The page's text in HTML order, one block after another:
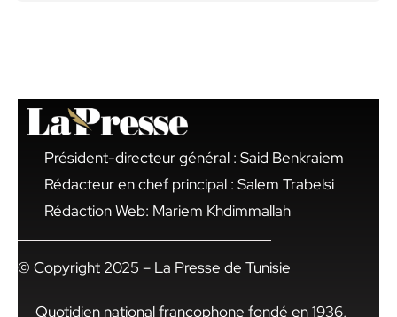
Président-directeur général : Said Benkraiem
Rédacteur en chef principal : Salem Trabelsi
Rédaction Web: Mariem Khdimmallah
© Copyright 2025 – La Presse de Tunisie
Quotidien national francophone fondé en 1936,